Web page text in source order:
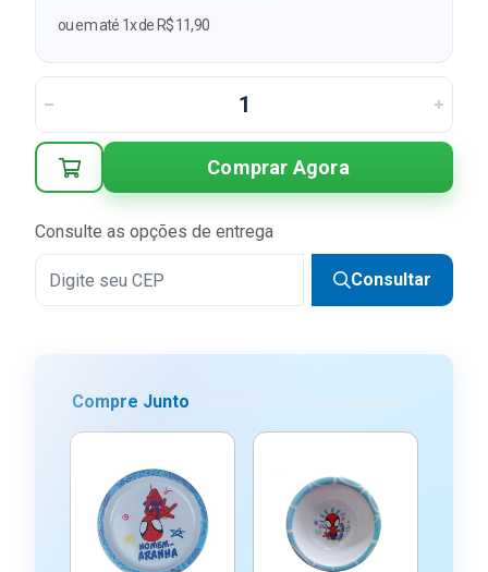
ou em até 1x de R$ 11,90
Comprar Agora
Consulte as opções de entrega
Consultar
Compre Junto